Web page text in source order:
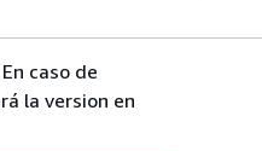
caso de
la version en